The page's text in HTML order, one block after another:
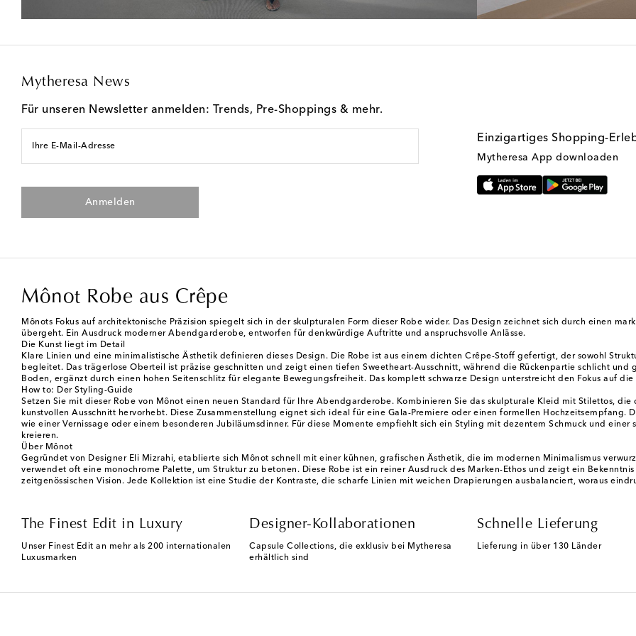
Mytheresa News
Für unseren Newsletter anmelden: Trends, Pre-Shoppings & mehr.
Ihre E-Mail-Adresse
Anmelden
Einzigartiges Shopping-
Mytheresa App downloaden
Mônot Robe aus Crêpe
Mônots Fokus auf architektonische Präzision spiegelt sich in der skulpturalen Form dieser Robe wider. Das Design zeichnet sich durch einen
übergeht. Ein Ausdruck moderner Abendgarderobe, entworfen für denkwürdige Auftritte und anspruchsvolle Anlässe.
Die Kunst liegt im Detail
Klare Linien und eine minimalistische Ästhetik definieren dieses Design. Die Robe ist aus einem dichten Crêpe-Stoff gefertigt, der sowohl
begleitet. Das trägerlose Oberteil ist präzise geschnitten und zeigt einen tiefen Sweetheart-Ausschnitt, während die Rückenpartie schlicht und
Boden, ergänzt durch einen hohen Seitenschlitz für elegante Bewegungsfreiheit. Das komplett schwarze Design unterstreicht den Fokus auf
How to: Der Styling-Guide
Setzen Sie mit dieser Robe von Mônot einen neuen Standard für Ihre Abendgarderobe. Kombinieren Sie das skulpturale Kleid mit Stilettos,
kunstvollen Ausschnitt hervorhebt. Diese Zusammenstellung eignet sich ideal für eine Gala-Premiere oder einen formellen Hochzeitsempfang.
wie einer Vernissage oder einem besonderen Jubiläumsdinner. Für diese Momente empfiehlt sich ein Styling mit dezentem Schmuck und
kreieren.
Über Mônot
Gegründet von Designer Eli Mizrahi, etablierte sich Mônot schnell mit einer kühnen, grafischen Ästhetik, die im modernen Minimalismus
verwendet oft eine monochrome Palette, um Struktur zu betonen. Diese Robe ist ein reiner Ausdruck des Marken-Ethos und zeigt ein
zeitgenössischen Vision. Jede Kollektion ist eine Studie der Kontraste, die scharfe Linien mit weichen Drapierungen ausbalanciert, woraus
The Finest Edit in Luxury
Unser Finest Edit an mehr als 200 internationalen
Luxusmarken
Designer-Kollaborationen
Capsule Collections, die exklusiv bei Mytheresa
erhältlich sind
Schnelle Lieferung
Lieferung in über 130 Länder